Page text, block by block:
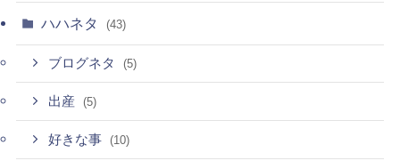
ハハネタ (43)
ブログネタ (5)
出産 (5)
好きな事 (10)